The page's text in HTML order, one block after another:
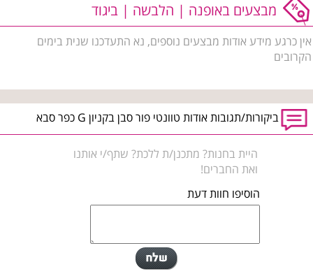
מבצעים באופנה | הלבשה | ביגוד
אין כרגע מידע אודות מבצעים נוספים, נא התעדכנו שנית בימים
הקרובים
ביקורות/תגובות אודות טוונטי פור סבן בקניון G כפר סבא
היית בחנות? מתכנן/ת ללכת? שתף/י אותנו
ואת החברים!
הוסיפו חוות דעת